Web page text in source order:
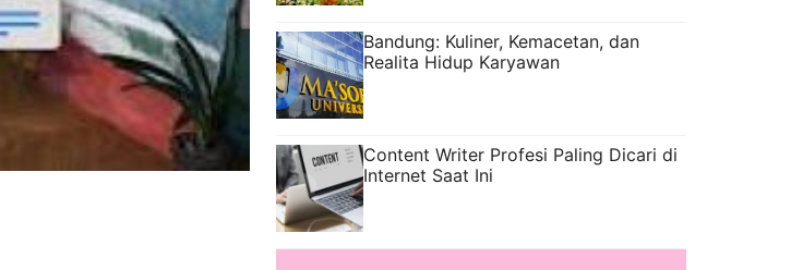
Bandung: Kuliner, Kemacetan, dan
Realita Hidup Karyawan
Content Writer Profesi Paling Dicari di
Internet Saat Ini